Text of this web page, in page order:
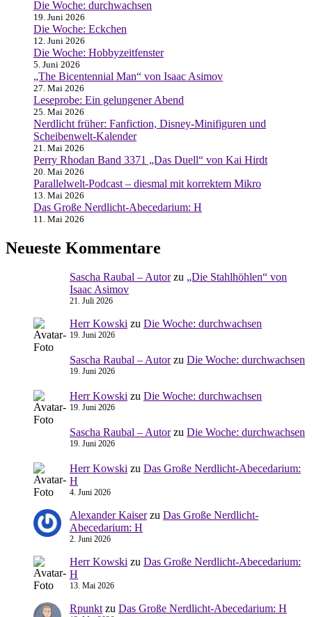
Die Woche: durchwachsen
19. Juni 2026
Die Woche: Eckchen
12. Juni 2026
Die Woche: Hobbyzeitfenster
5. Juni 2026
„The Bicentennial Man“ von Isaac Asimov
27. Mai 2026
Leseprobe: Ein gelungener Abend
25. Mai 2026
Nerdlicht früher: Fanfiction, Disney-Minifiguren und
Scheibenwelt-Kalender
21. Mai 2026
Perry Rhodan Band 3371 „Das Duell“ von Kai Hirdt
20. Mai 2026
Parallelwelt-Podcast – diesmal mit korrektem Mikro
13. Mai 2026
Das Große Nerdlicht-Abecedarium: H
11. Mai 2026
Neueste Kommentare
Sascha Raubal – Autorzu „Die Stahlhöhlen“ von
Isaac Asimov
21. Juli 2026
Herr Kowski zu Die Woche: durchwachsen
19. Juni 2026
Sascha Raubal – Autorzu Die Woche: durchwachsen
19. Juni 2026
Herr Kowski zu Die Woche: durchwachsen
19. Juni 2026
Sascha Raubal – Autorzu Die Woche: durchwachsen
19. Juni 2026
Herr Kowski zu Das Große Nerdlicht-Abecedarium:
H
4. Juni 2026
Alexander Kaiserzu Das Große Nerdlicht-
Abecedarium: H
2. Juni 2026
Herr Kowski zu Das Große Nerdlicht-Abecedarium:
H
13. Mai 2026
Rpunktzu Das Große Nerdlicht-Abecedarium: H